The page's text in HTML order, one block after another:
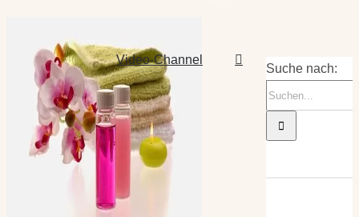
Video-Channel
Suche nach: